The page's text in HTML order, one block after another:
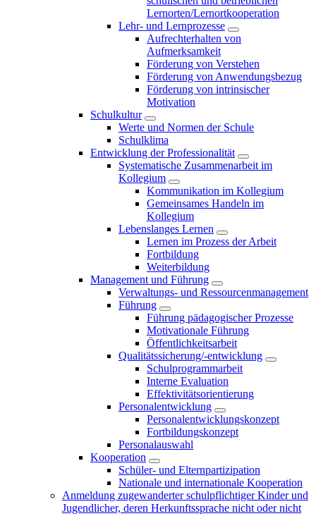
Lernorten/Lernortkooperation
Lehr- und Lernprozesse
Aufrechterhalten von
Aufmerksamkeit
Förderung von Verstehen
Förderung von Anwendungsbezug
Förderung von intrinsischer
Motivation
Schulkultur
Werte und Normen der Schule
Schulklima
Entwicklung der Professionalität
Systematische Zusammenarbeit im
Kollegium
Kommunikation im Kollegium
Gemeinsames Handeln im
Kollegium
Lebenslanges Lernen
Lernen im Prozess der Arbeit
Fortbildung
Weiterbildung
Management und Führung
Verwaltungs- und Ressourcenmanagement
Führung
Führung pädagogischer Prozesse
Motivationale Führung
Öffentlichkeitsarbeit
Qualitätssicherung/-entwicklung
Schulprogrammarbeit
Interne Evaluation
Effektivitätsorientierung
Personalentwicklung
Personalentwicklungskonzept
Fortbildungskonzept
Personalauswahl
Kooperation
Schüler- und Elternpartizipation
Nationale und internationale Kooperation
Anmeldung zugewanderter schulpflichtiger Kinder und
Jugendlicher, deren Herkunftssprache nicht oder nicht